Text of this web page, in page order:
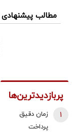
مطالب پیشنهادی
پربازدیدترین‌ها
زمان دقیق
پرداخت
1